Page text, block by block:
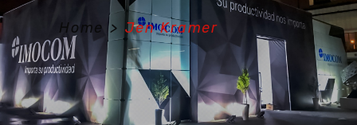
Home > Jen Kramer